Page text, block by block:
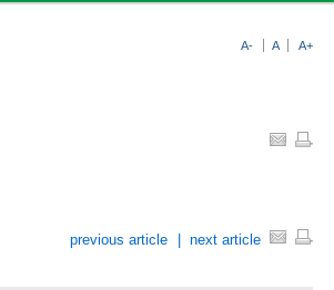
previous article next article
A- A A+